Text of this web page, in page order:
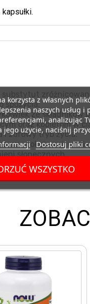
spożycia.
ze składników
oraz kobietom w
i zdrowy tryb życia.
pokojowej, w
słonecznych.
korzysta z własnych
naszych usług i
analizując
jego użycie, naciśnij
Dostosuj pliki
WSZYSTKO